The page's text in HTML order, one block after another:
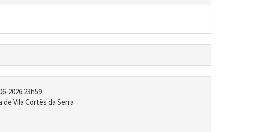
2026 23h59
Vila Cortês da Serra